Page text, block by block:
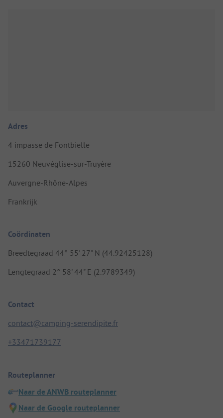
Adres
4 impasse de Fontbielle
15260 Neuvéglise-sur-Truyère
Auvergne-Rhône-Alpes
Frankrijk
Coördinaten
Breedtegraad 44° 55' 27" N (44.92425128)
Lengtegraad 2° 58' 44" E (2.9789349)
Contact
contact@camping-serendipite.fr
+33471739177
Routeplanner
Naar de ANWB routeplanner
Naar de Google routeplanner